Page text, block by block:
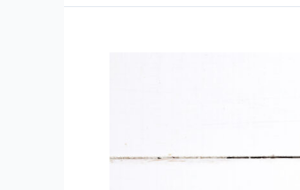
superior